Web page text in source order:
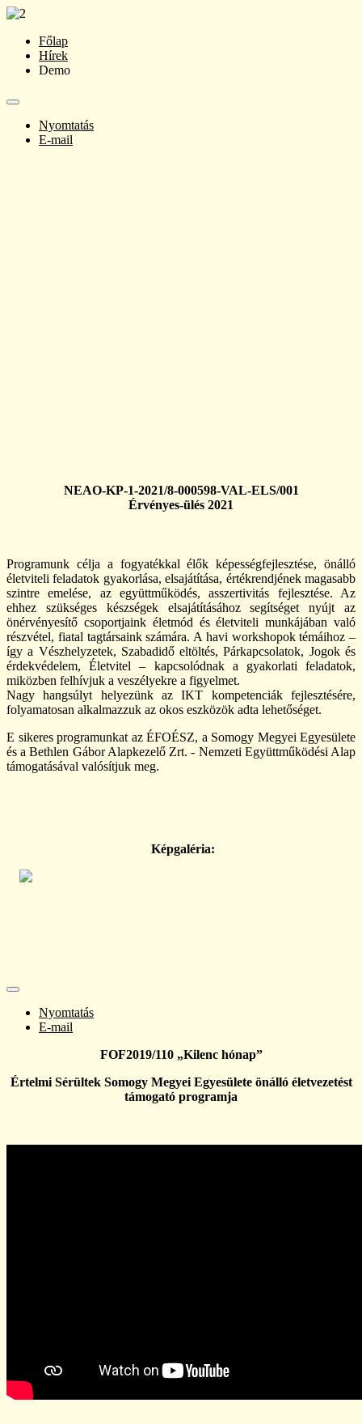
Főlap
Hírek
Demo
Nyomtatás
E-mail
NEAO-KP-1-2021/8-000598-VAL-ELS/001
Érvényes-ülés 2021
Programunk célja a fogyatékkal élők képességfejlesztése, önálló
életviteli feladatok gyakorlása, elsajátítása, értékrendjének magasabb
szintre emelése, az együttműködés, asszertivitás fejlesztése. Az
ehhez szükséges készségek elsajátításához segítséget nyújt az
önérvényesítő csoportjaink életmód és életviteli munkájában való
részvétel, fiatal tagtársaink számára. A havi workshopok témáihoz –
így a Vészhelyzetek, Szabadidő eltöltés, Párkapcsolatok, Jogok és
érdekvédelem, Életvitel – kapcsolódnak a gyakorlati feladatok,
miközben felhívjuk a veszélyekre a figyelmet.
Nagy hangsúlyt helyezünk az IKT kompetenciák fejlesztésére,
folyamatosan alkalmazzuk az okos eszközök adta lehetőséget.
E sikeres programunkat az ÉFOÉSZ, a Somogy Megyei Egyesülete
és a Bethlen Gábor Alapkezelő Zrt. - Nemzeti Együttműködési Alap
támogatásával valósítjuk meg.
Képgaléria:
Nyomtatás
E-mail
FOF2019/110 „Kilenc hónap”
Értelmi Sérültek Somogy Megyei Egyesülete önálló életvezetést
támogató programja